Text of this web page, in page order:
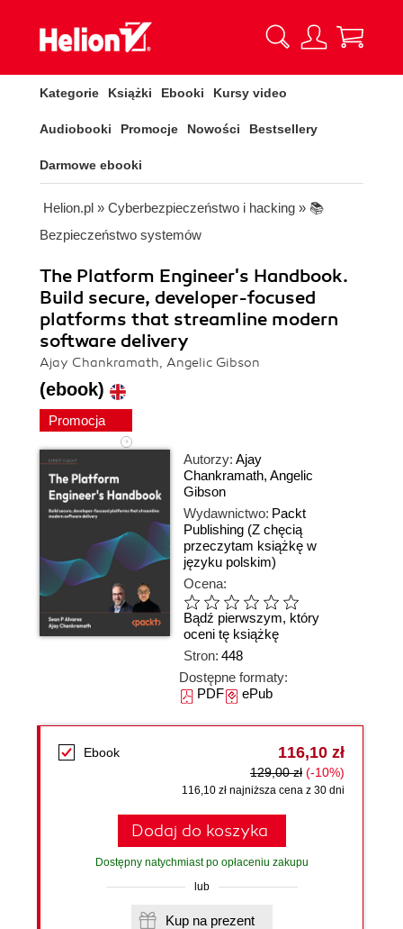
Kategorie Książki Ebooki Kursy video
Audiobooki Promocje Nowości Bestsellery
Darmowe ebooki
Helion.pl » Cyberbezpieczeństwo i hacking » 📚
Bezpieczeństwo systemów
The Platform Engineer's Handbook.
Build secure, developer-focused
platforms that streamline modern
software delivery
Ajay Chankramath, Angelic Gibson
(ebook)
Promocja
Autorzy: Ajay
Chankramath, Angelic
Gibson
Wydawnictwo: Packt
Publishing (Z chęcią
przeczytam książkę w
języku polskim)
Ocena:
Bądź pierwszym, który
oceni tę książkę
Stron: 448
Dostępne formaty:
PDFePub
Ebook 116,10 zł
129,00 zł (-10%)
116,10 zł najniższa cena z 30 dni
Dodaj do koszyka
Dostępny natychmiast po opłaceniu zakupu
lub
Kup na prezent